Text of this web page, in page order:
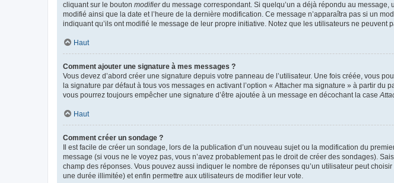
cliquant sur le bouton modifierdu message correspondant. Si quelqu’un a déjà répondu au message,
modifié ainsi que la date et l’heure de la dernière modification. Ce message n’apparaîtra pas si un
indiquant qu’ils ont modifié le message de leur propre initiative. Notez que les utilisateurs ne peuvent
Haut
Comment ajouter une signature à mes messages ?
Vous devez d’abord créer une signature depuis votre panneau de l’utilisateur. Une fois créée, vous
la signature par défaut à tous vos messages en activant l’option « Attacher ma signature » à partir du
vous pourrez toujours empêcher une signature d’être ajoutée à un message en décochant la case
Haut
Comment créer un sondage ?
Il est facile de créer un sondage, lors de la publication d’un nouveau sujet ou la modification du
message (si vous ne le voyez pas, vous n’avez probablement pas le droit de créer des sondages).
champ des réponses. Vous pouvez aussi indiquer le nombre de réponses qu’un utilisateur peut
une durée illimitée) et enfin permettre aux utilisateurs de modifier leur vote.